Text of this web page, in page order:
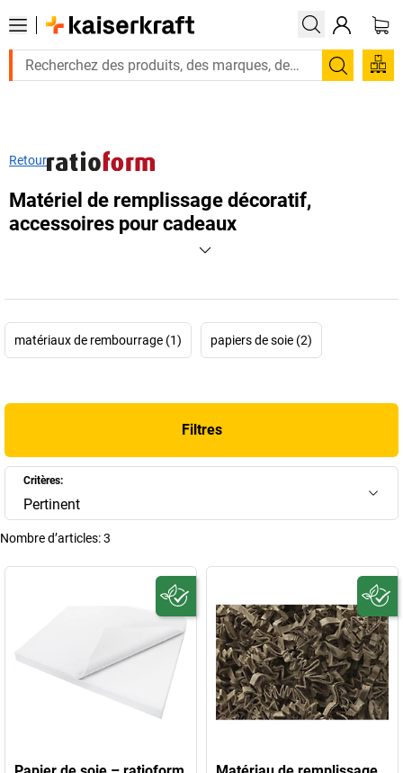
Retour
Matériel de remplissage décoratif,
accessoires pour cadeaux
matériaux de rembourrage (1) papiers de soie (2)
Filtres
Critères:
Pertinent
Nombre d’articles:3